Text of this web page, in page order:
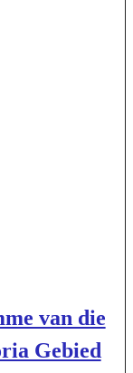
van die
Gebied